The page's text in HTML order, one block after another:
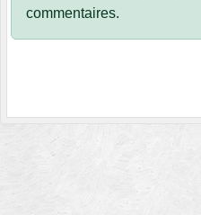
commentaires.